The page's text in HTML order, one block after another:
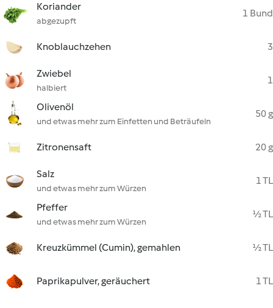
Koriander
abgezupft
1 Bund
Knoblauchzehen 3
Zwiebel
halbiert
1
Olivenöl
und etwas mehr zum Einfetten und Beträufeln
50 g
Zitronensaft 20 g
Salz
und etwas mehr zum Würzen
1 TL
Pfeffer
und etwas mehr zum Würzen
½ TL
Kreuzkümmel (Cumin), gemahlen ½ TL
Paprikapulver, geräuchert 1 TL